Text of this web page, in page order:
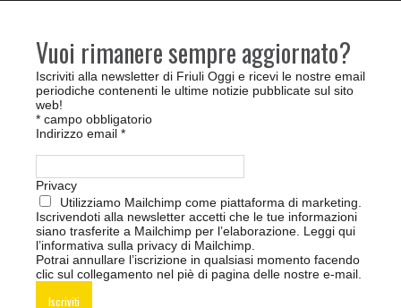
Vuoi rimanere sempre aggiornato?
Iscriviti alla newsletter di Friuli Oggi e ricevi le nostre email
periodiche contenenti le ultime notizie pubblicate sul sito
web!
* campo obbligatorio
Indirizzo email *
Privacy
Utilizziamo Mailchimp come piattaforma di marketing.
Iscrivendoti alla newsletter accetti che le tue informazioni
siano trasferite a Mailchimp per l’elaborazione. Leggi qui
l’informativa sulla privacy di Mailchimp
Potrai annullare l’iscrizione in qualsiasi momento facendo
clic sul collegamento nel piè di pagina delle nostre e-mail.